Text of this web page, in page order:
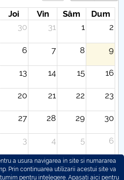
Joi Vin Sâm
Dum
30 31 1 2
6 7 8 9
13 14 15 16
20 21 22 23
27 28 29 30
3 4 5 6
a usura navigarea in site si numararea
Prin continuarea utilizarii acestui site va
pentru intelegere. Apasati aici pentru